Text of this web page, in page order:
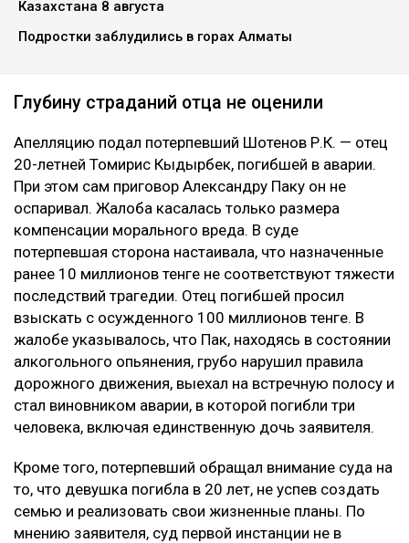
Казахстана 8 августа
Подростки заблудились в горах Алматы
Глубину страданий отца не оценили
Апелляцию подал потерпевший Шотенов Р.К. — отец
20-летней Томирис Кыдырбек, погибшей в аварии.
При этом сам приговор Александру Паку он не
оспаривал. Жалоба касалась только размера
компенсации морального вреда. В суде
потерпевшая сторона настаивала, что назначенные
ранее 10 миллионов тенге не соответствуют тяжести
последствий трагедии. Отец погибшей просил
взыскать с осужденного 100 миллионов тенге. В
жалобе указывалось, что Пак, находясь в состоянии
алкогольного опьянения, грубо нарушил правила
дорожного движения, выехал на встречную полосу и
стал виновником аварии, в которой погибли три
человека, включая единственную дочь заявителя.
Кроме того, потерпевший обращал внимание суда на
то, что девушка погибла в 20 лет, не успев создать
семью и реализовать свои жизненные планы. По
мнению заявителя, суд первой инстанции не в